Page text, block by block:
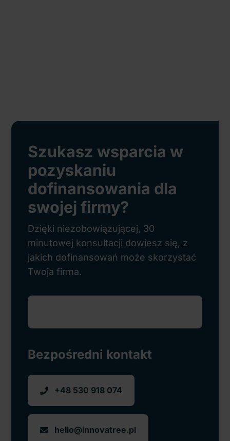
Szukasz wsparcia w
pozyskaniu
dofinansowania dla
swojej firmy?
Dzięki niezobowiązującej, 30
minutowej konsultacji dowiesz się, z
jakich dofinansowań może skorzystać
Twoja firma.
Bezpośredni kontakt
+48 530 918 074
hello@innovatree.pl